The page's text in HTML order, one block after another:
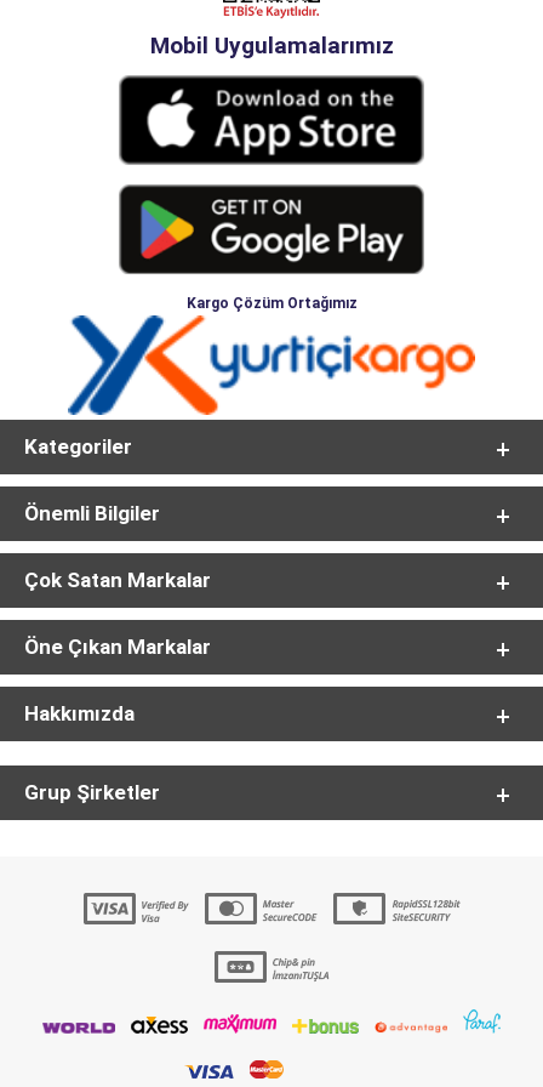
Mobil Uygulamalarımız
Kargo Çözüm Ortağımız
Kategoriler
Önemli Bilgiler
Çok Satan Markalar
Öne Çıkan Markalar
Hakkımızda
Grup Şirketler